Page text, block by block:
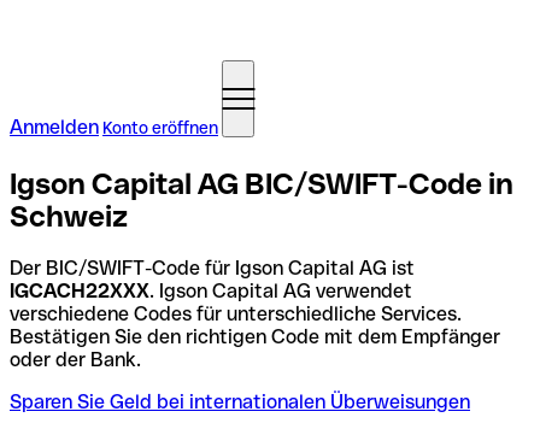
Anmelden Konto eröffnen
Igson Capital AG BIC/SWIFT-Code in
Schweiz
Der BIC/SWIFT-Code für Igson Capital AG ist
IGCACH22XXX. Igson Capital AG verwendet
verschiedene Codes für unterschiedliche Services.
Bestätigen Sie den richtigen Code mit dem Empfänger
oder der Bank.
Sparen Sie Geld bei internationalen Überweisungen